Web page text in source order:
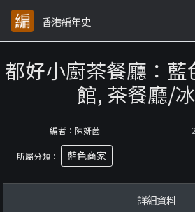
香港編年史
都好小廚茶餐廳：
館, 茶餐廳/冰
編者：陳妍茵
所屬分類： 藍色商家
詳細資料